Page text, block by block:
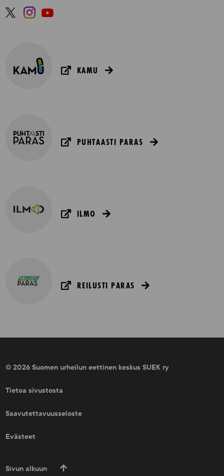
KAMU
PUHTAASTI PARAS
ILMO
REILUSTI PARAS
© 2026 Suomen urheilun eettinen keskus SUEK ry
Tietoa sivustosta
Saavutettavuusseloste
Evästeet
Sivun alkuun